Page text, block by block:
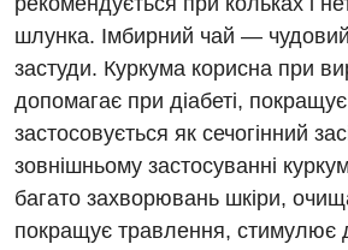
Дитяча гінекологія
Дитяча дерматовенерологія
Дитяча кардіоревматологія
Дитяча неврологія
шлунка. Імбирний чай — чудовий
застуди. Куркума корисна при
допомагає при діабеті,
застосовується як сечогінний
зовнішньому застосуванні
багато захворювань шкіри,
покращує травлення, стимулює